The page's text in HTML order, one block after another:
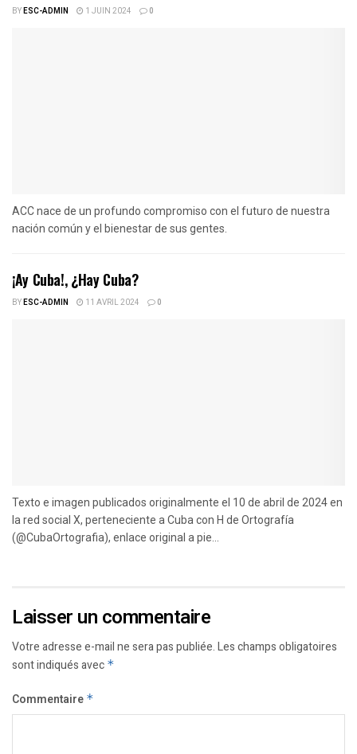
BYESC-ADMIN 1 JUIN 2024 0
ACC nace de un profundo compromiso con el futuro de nuestra
nación común y el bienestar de sus gentes.
¡Ay Cuba!, ¿Hay Cuba?
BYESC-ADMIN 11 AVRIL 2024 0
Texto e imagen publicados originalmente el 10 de abril de 2024 en
la red social X, perteneciente a Cuba con H de Ortografía
(@CubaOrtografia), enlace original a pie...
Laisser un commentaire
Votre adresse e-mail ne sera pas publiée.Les champs obligatoires
sont indiqués avec *
Commentaire *